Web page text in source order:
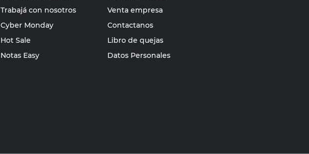
Trabajá con nosotros
Cyber Monday
Hot Sale
Notas Easy
Venta empresa
Contactanos
Libro de quejas
Datos Personales